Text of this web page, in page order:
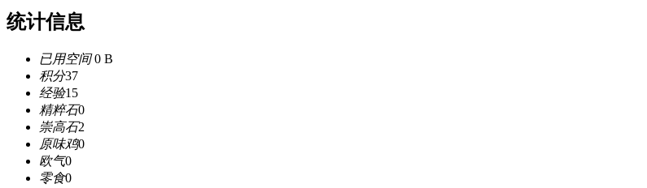
统计信息
已用空间0 B
积分37
经验15
精粹石0
崇高石2
原味鸡0
欧气0
零食0